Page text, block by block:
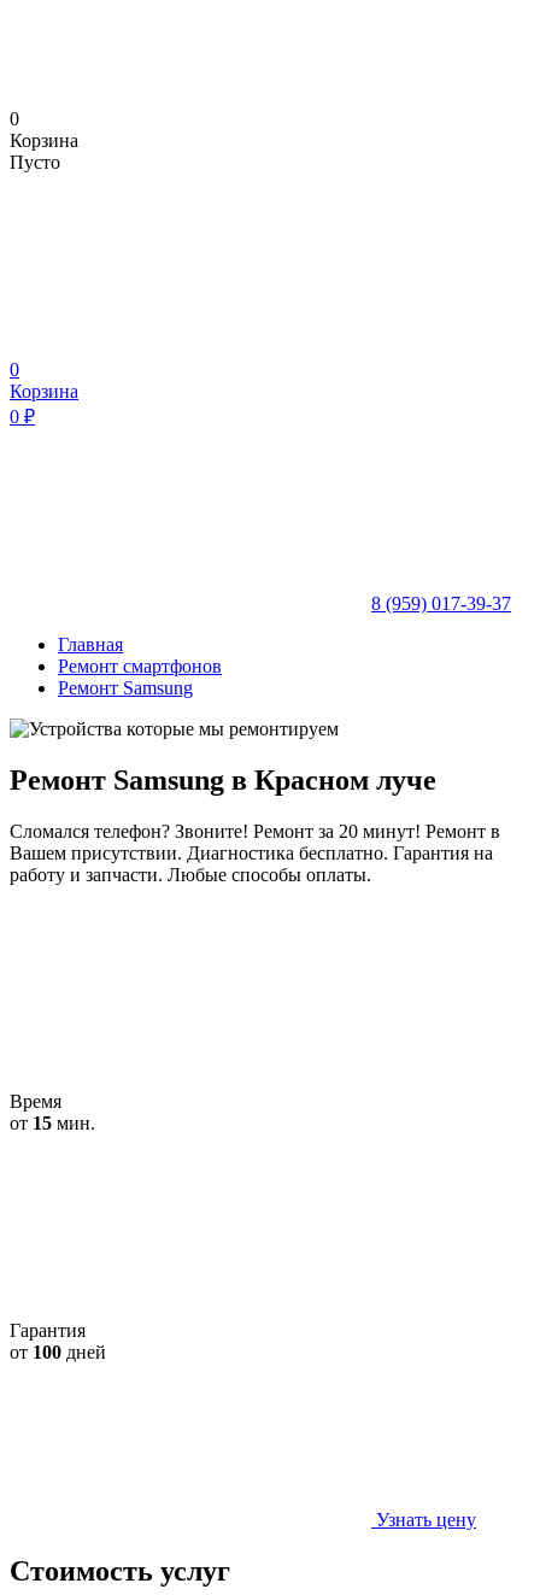
0
Корзина
Пусто
0
Корзина
0 ₽
8 (959) 017-39-37
Главная
Ремонт смартфонов
Ремонт Samsung
Ремонт Samsung в Красном луче
Сломался телефон? Звоните! Ремонт за 20 минут! Ремонт в
Вашем присутствии. Диагностика бесплатно. Гарантия на
работу и запчасти. Любые способы оплаты.
Время
от 15 мин.
Гарантия
от 100 дней
Узнать цену
Стоимость услуг